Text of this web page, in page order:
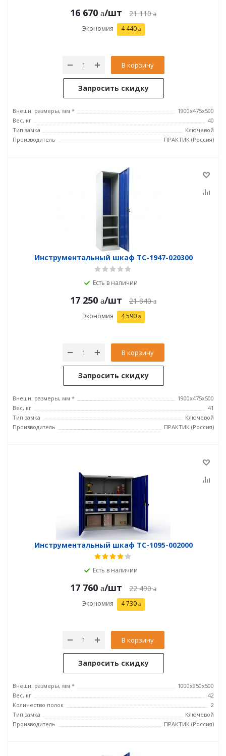
16 670 /шт 21 110
Экономия 4 440
В корзину
Запросить скидку
Внешн. размеры, мм *
1900x475x500
Вес, кг
40
Тип замка
Ключевой
Производитель
ПРАКТИК (Россия)
Инструментальный шкаф TC-1947-020300
Есть в наличии
17 250 /шт 21 840
Экономия 4 590
В корзину
Запросить скидку
Внешн. размеры, мм *
1900x475x500
Вес, кг
41
Тип замка
Ключевой
Производитель
ПРАКТИК (Россия)
Инструментальный шкаф TC-1095-002000
Есть в наличии
17 760 /шт 22 490
Экономия 4 730
В корзину
Запросить скидку
Внешн. размеры, мм *
1000x950x500
Вес, кг
42
Количество полок
2
Тип замка
Ключевой
Производитель
ПРАКТИК (Россия)